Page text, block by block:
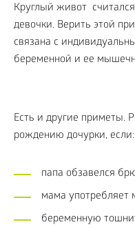
Круглый живот
девочки. Верить этой
связана с
беременной и ее
Есть и другие приметы.
рождению дочурки, если:
папа обзавелся
мама употребляет
беременную